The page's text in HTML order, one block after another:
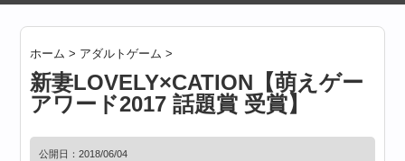
ホーム > アダルトゲーム >
新妻LOVELY×CATION【萌えゲー
アワード2017 話題賞 受賞】
公開日：2018/06/04